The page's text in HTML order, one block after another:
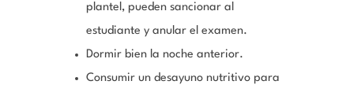
plantel, pueden sancionar al
estudiante y anular el examen.
Dormir bien la noche anterior.
Consumir un desayuno nutritivo para